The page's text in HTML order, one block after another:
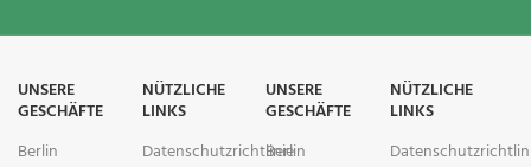
UNSERE
GESCHÄFTE
Berlin
NÜTZLICHE
LINKS
Datenschutzrichtlinie
UNSERE
GESCHÄFTE
Berlin
NÜTZLICHE
LINKS